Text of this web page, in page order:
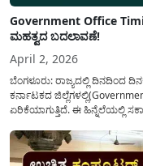
Government Office
ಮಹತ್ವದ ಬದಲಾವಣೆ!
April 2, 2026
ಬೆಂಗಳೂರು: ರಾಜ್ಯದಲ್ಲಿ ದಿನದಿಂದ
ಕರ್ನಾಟಕದ
ಏರಿಕೆಯಾಗುತ್ತಿದೆ. ಈ ಹಿನ್ನೆಲೆಯಲ್ಲಿ
ಮತ್ತು ಕಲ್ಯಾಣ ಕರ್ನಾಟಕದ ಒಟ್ಟು 9